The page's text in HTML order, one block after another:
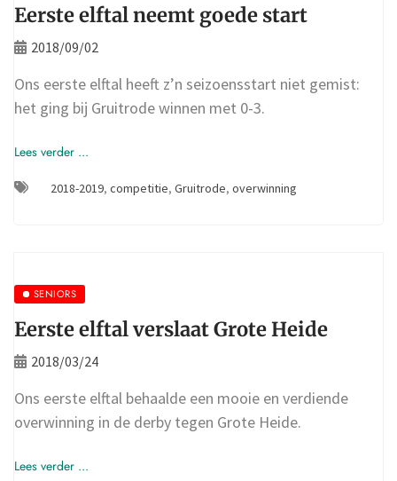
Eerste elftal neemt goede start
2018/09/02
Ons eerste elftal heeft z’n seizoensstart niet gemist:
het ging bij Gruitrode winnen met 0-3.
Lees verder ...
2018-2019, competitie, Gruitrode, overwinning
SENIORS
Eerste elftal verslaat Grote Heide
2018/03/24
Ons eerste elftal behaalde een mooie en verdiende
overwinning in de derby tegen Grote Heide.
Lees verder ...